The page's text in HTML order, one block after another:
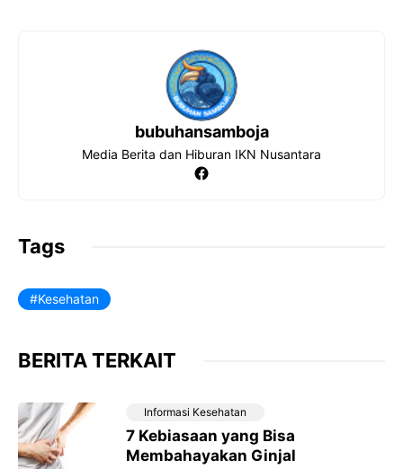
bubuhansamboja
Media Berita dan Hiburan IKN Nusantara
Facebook
Tags
Kesehatan
BERITA TERKAIT
Informasi Kesehatan
7 Kebiasaan yang Bisa
Membahayakan Ginjal